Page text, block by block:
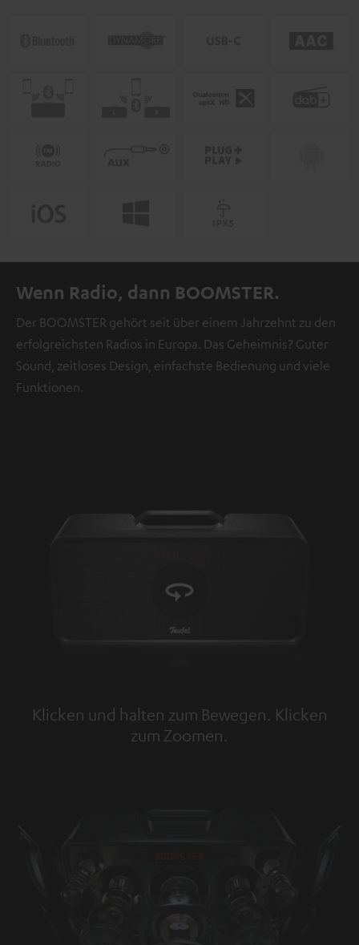
Wenn Radio, dann BOOMSTER.
Der BOOMSTER gehört seit über einem Jahrzehnt zu den
erfolgreichsten Radios in Europa. Das Geheimnis? Guter
Sound, zeitloses Design, einfachste Bedienung und viele
Funktionen.
Klicken und halten zum Bewegen. Klicken
zum Zoomen.
Tap to zoom